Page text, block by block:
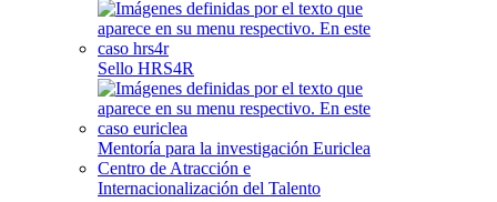
Sello HRS4R
Mentoría para la investigación Euriclea
Centro de Atracción e
Internacionalización del Talento